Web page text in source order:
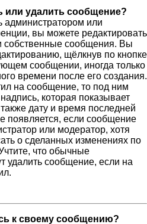
или удалить сообщение?
администратором или
вы можете редактировать
собственные сообщения. Вы
щёлкнув по кнопке
сообщении, иногда только
времени после его создания.
на сообщение, то под ним
которая показывает
дату и время последней
появляется, если сообщение
или модератор, хотя
о сделанных изменениях по
что обычные
удалить сообщение, если на
к своему сообщению?